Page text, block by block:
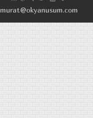
murat@okyanusum.com